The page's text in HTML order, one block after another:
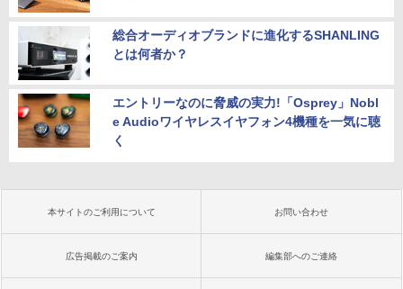
総合オーディオブランドに進化するSHANLING
とは何者か？
エントリーなのに脅威の実力!「Osprey」Nobl
e Audioワイヤレスイヤフォン4機種を一気に聴
く
本サイトのご利用について お問い合わせ
広告掲載のご案内 編集部へのご連絡